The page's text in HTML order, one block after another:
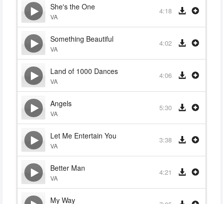
She's the One
VA
4:18
Something Beautiful
VA
4:02
Land of 1000 Dances
VA
4:06
Angels
VA
5:30
Let Me Entertain You
VA
3:38
Better Man
VA
4:21
My Way